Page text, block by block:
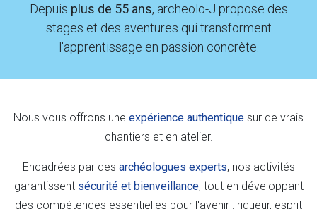
Depuis plus de 55 ans, archeolo-J propose des
stages et des aventures qui transforment
l'apprentissage en passion concrète.
Nous vous offrons une expérience authentique sur de vrais
chantiers et en atelier.
Encadrées par des archéologues experts, nos activités
garantissent sécurité et bienveillance, tout en développant
des compétences essentielles pour l'avenir : rigueur, esprit